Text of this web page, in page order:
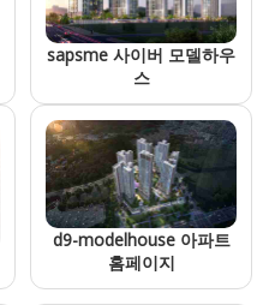
sapsme 사이버 모델하우
스
d9-modelhouse 아파트
홈페이지